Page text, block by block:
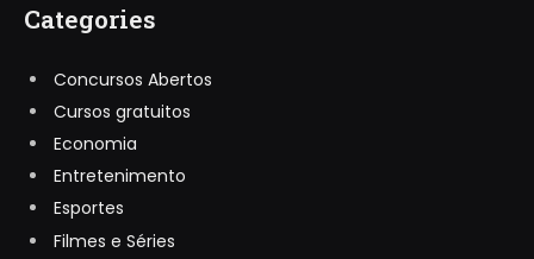
Categories
Concursos Abertos
Cursos gratuitos
Economia
Entretenimento
Esportes
Filmes e Séries